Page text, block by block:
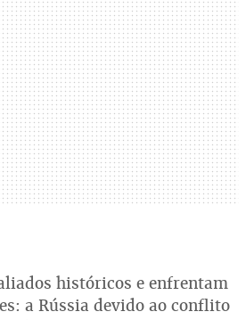
históricos e enfrentam
a Rússia devido ao conflito